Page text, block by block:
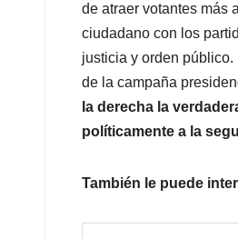
de atraer votantes más
ciudadano con los
justicia y orden
de la campaña
la derecha la
políticamente a la
También le puede